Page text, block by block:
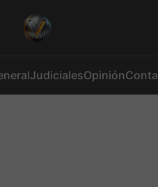
JudicialesOpinión